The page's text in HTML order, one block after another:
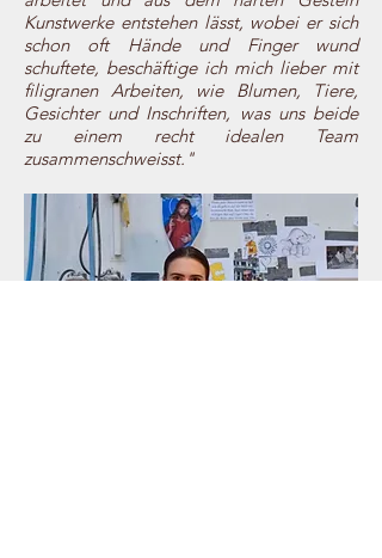
Kunstwerke entstehen lässt, wobei er sich
schon oft Hände und Finger wund
schuftete, beschäftige ich mich lieber mit
filigranen Arbeiten, wie Blumen, Tiere,
Gesichter und Inschriften, was uns beide
zu einem recht idealen Team
zusammenschweisst."